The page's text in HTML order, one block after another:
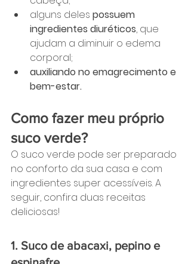
alguns deles possuem
ingredientes diuréticos, que
ajudam a diminuir o edema
corporal;
auxiliando no emagrecimento e
bem-estar.
Como fazer meu próprio
suco verde?
O suco verde pode ser preparado
no conforto da sua casa e com
ingredientes super acessíveis. A
seguir, confira duas receitas
deliciosas!
1. Suco de abacaxi, pepino e